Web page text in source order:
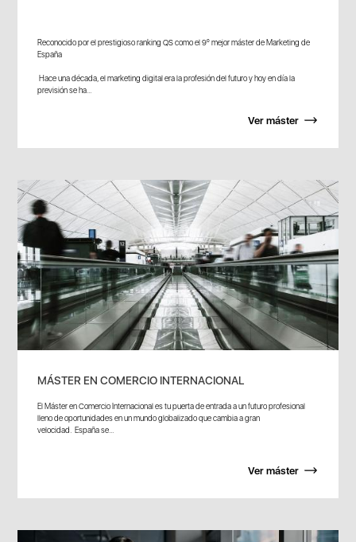
Reconocido por el prestigioso ranking QS como el 9º mejor máster de Marketing de
España
Hace una década, el marketing digital era la profesión del futuro y hoy en día la
previsión se ha...
Ver máster
MÁSTER EN COMERCIO INTERNACIONAL
El Máster en Comercio Internacional es tu puerta de entrada a un futuro profesional
lleno de oportunidades en un mundo globalizado que cambia a gran
velocidad. España se...
Ver máster